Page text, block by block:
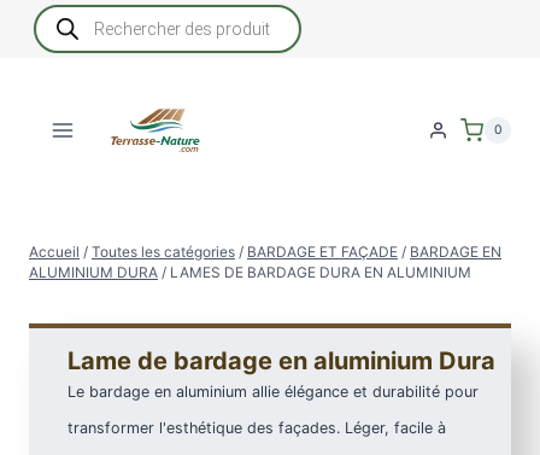
Recherche
de
produits
0
Accueil / Toutes les catégories / BARDAGE ET FAÇADE / BARDAGE EN
ALUMINIUM DURA / LAMES DE BARDAGE DURA EN ALUMINIUM
Lame de bardage en aluminium Dura
Le bardage en aluminium allie élégance et durabilité pour
transformer l'esthétique des façades. Léger, facile à